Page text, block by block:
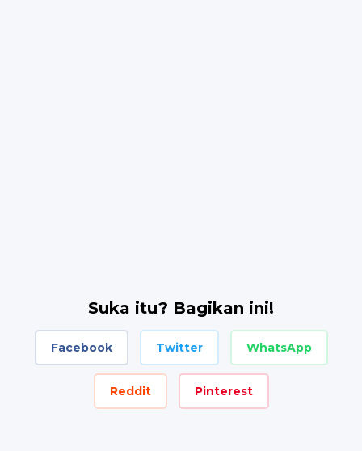
Suka itu? Bagikan ini!
Facebook Twitter WhatsApp
Reddit Pinterest